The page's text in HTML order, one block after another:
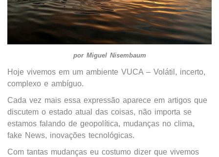
por Miguel Nisembaum
Hoje vivemos em um ambiente VUCA – Volátil, incerto,
complexo e ambíguo.
Cada vez mais essa expressão aparece em artigos que
discutem o estado atual das coisas, não importa se
estamos falando de geopolítica, mudanças no clima,
fake News, inovações tecnológicas.
Com tantas mudanças eu costumo dizer que vivemos